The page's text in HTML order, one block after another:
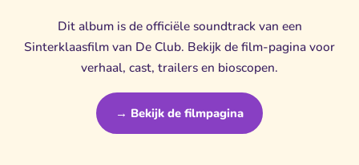
Dit album is de officiële soundtrack van een
Sinterklaasfilm van De Club. Bekijk de film-pagina voor
verhaal, cast, trailers en bioscopen.
→ Bekijk de filmpagina